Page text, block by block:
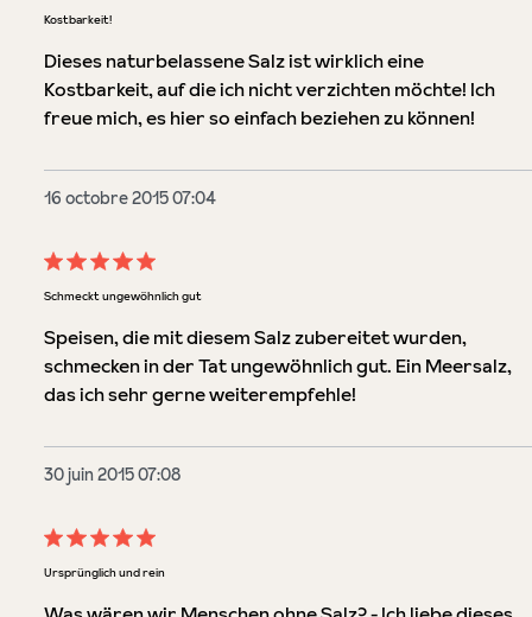
Évaluation avec une note de 5 sur 5 étoiles
Kostbarkeit!
Dieses naturbelassene Salz ist wirklich eine
Kostbarkeit, auf die ich nicht verzichten möchte! Ich
freue mich, es hier so einfach beziehen zu können!
16 octobre 2015 07:04
Évaluation avec une note de 5 sur 5 étoiles
Schmeckt ungewöhnlich gut
Speisen, die mit diesem Salz zubereitet wurden,
schmecken in der Tat ungewöhnlich gut. Ein Meersalz,
das ich sehr gerne weiterempfehle!
30 juin 2015 07:08
Évaluation avec une note de 5 sur 5 étoiles
Ursprünglich und rein